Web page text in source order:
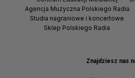
Znajdziesz nas
Agencja Muzyczna Polskiego Radia
Studia nagraniowe i koncertowe
Sklep Polskiego Radia